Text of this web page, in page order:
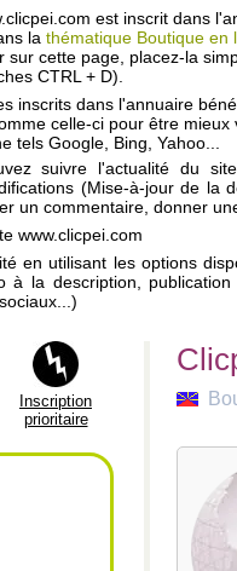
est inscrit dans
la thématique Boutique en
sur cette page, placez-la
CTRL + D).
inscrits dans l'annuaire
celle-ci pour être mieux
tels Google, Bing, Yahoo...
suivre l'actualité du
(Mise-à-jour de la
un commentaire, donner
www.clicpei.com
en utilisant les options
à la description,
Inscription
prioritaire